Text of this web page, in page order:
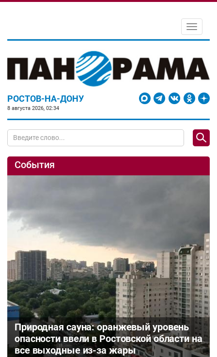
Toggle
РОСТОВ-НА-ДОНУ
8 августа 2026, 02:34
События
Природная сауна: оранжевый уровень
опасности ввели в Ростовской области на
все выходные из-за жары